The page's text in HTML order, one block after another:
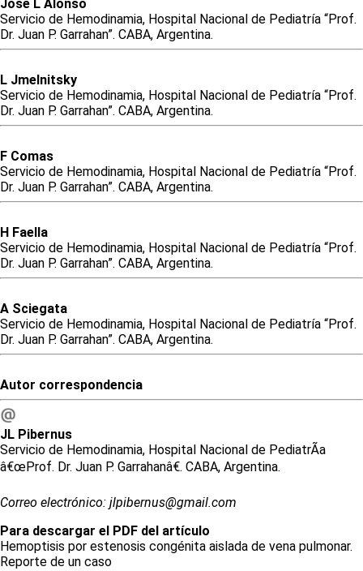
José L Alonso
Servicio de Hemodinamia, Hospital Nacional de Pediatría “Prof.
Dr. Juan P. Garrahan”. CABA, Argentina.
L Jmelnitsky
Servicio de Hemodinamia, Hospital Nacional de Pediatría “Prof.
Dr. Juan P. Garrahan”. CABA, Argentina.
F Comas
Servicio de Hemodinamia, Hospital Nacional de Pediatría “Prof.
Dr. Juan P. Garrahan”. CABA, Argentina.
H Faella
Servicio de Hemodinamia, Hospital Nacional de Pediatría “Prof.
Dr. Juan P. Garrahan”. CABA, Argentina.
A Sciegata
Servicio de Hemodinamia, Hospital Nacional de Pediatría “Prof.
Dr. Juan P. Garrahan”. CABA, Argentina.
Autor correspondencia
JL Pibernus
Servicio de Hemodinamia, Hospital Nacional de PediatrÃ­a
â€œProf. Dr. Juan P. Garrahanâ€. CABA, Argentina.
Correo electrónico: jlpibernus@gmail.com
Para descargar el PDF del artículo
Hemoptisis por estenosis congénita aislada de vena pulmonar.
Reporte de un caso